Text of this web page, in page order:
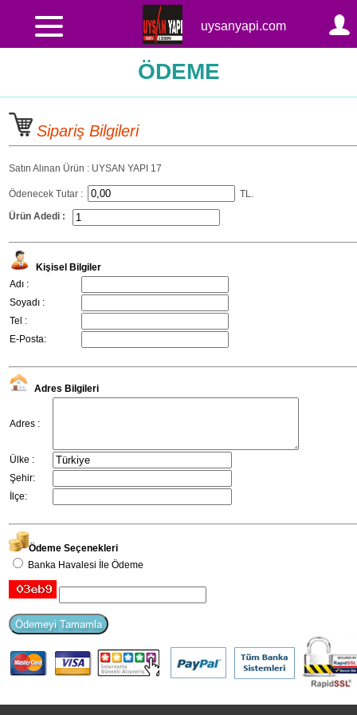
uysanyapi.com
ÖDEME
Sipariş Bilgileri
Satın Alınan Ürün : UYSAN YAPI 17
Ödenecek Tutar :
TL.
Ürün Adedi :
Kişisel Bilgiler
Adı :
Soyadı :
Tel :
E-Posta:
Adres Bilgileri
Adres :
Ülke :
Şehir:
İlçe:
Ödeme Seçenekleri
Banka Havalesi İle Ödeme